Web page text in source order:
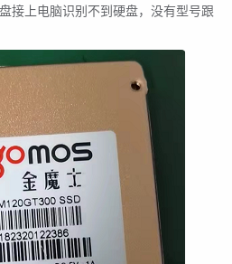
接上电脑识别不到硬盘，没有型号跟